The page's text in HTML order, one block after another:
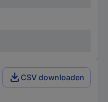
CSV downloaden